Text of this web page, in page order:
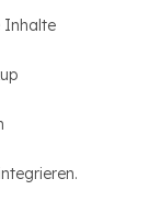
Inhalte